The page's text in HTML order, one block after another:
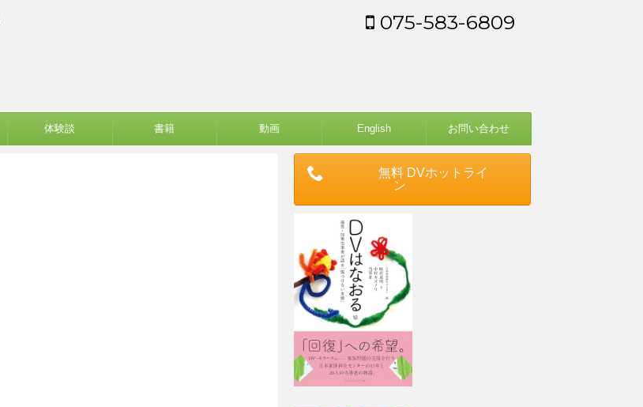
075-583-6809
体験談 書籍 動画 English お問い合わせ
無料 DVホットライ
ン